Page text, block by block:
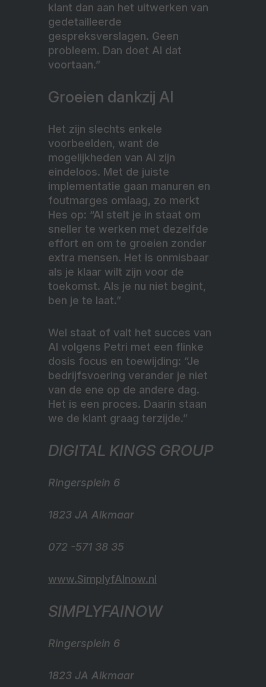
klant dan aan het uitwerken van
gedetailleerde
gespreksverslagen. Geen
probleem. Dan doet AI dat
voortaan.”
Groeien dankzij AI
Het zijn slechts enkele
voorbeelden, want de
mogelijkheden van AI zijn
eindeloos. Met de juiste
implementatie gaan manuren en
foutmarges omlaag, zo merkt
Hes op: “AI stelt je in staat om
sneller te werken met dezelfde
effort en om te groeien zonder
extra mensen. Het is onmisbaar
als je klaar wilt zijn voor de
toekomst. Als je nu niet begint,
ben je te laat.”
Wel staat of valt het succes van
AI volgens Petri met een flinke
dosis focus en toewijding: “Je
bedrijfsvoering verander je niet
van de ene op de andere dag.
Het is een proces. Daarin staan
we de klant graag terzijde.”
DIGITAL KINGS GROUP
Ringersplein 6
1823 JA Alkmaar
072 -571 38 35
www.SimplyfAInow.nl
SIMPLYFAINOW
Ringersplein 6
1823 JA Alkmaar